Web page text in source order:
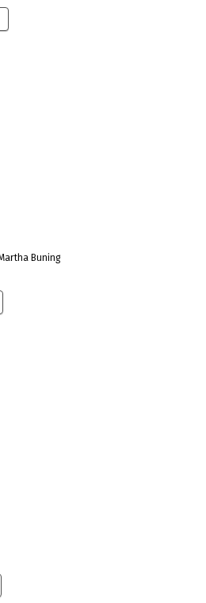
Buning